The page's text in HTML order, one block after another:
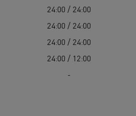
24:00 / 24:00
24:00 / 24:00
24:00 / 24:00
24:00 / 12:00
-